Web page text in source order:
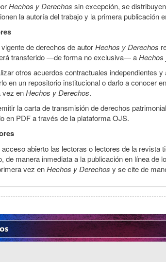
Hechos y Derechos sin excepción, se
la autoría del trabajo y la primera
de derechos de autorHechos y Derechos
transferido —de forma no exclusiva— aHechos
otros acuerdos contractuales independientes
en un repositorio institucional o darlo a conocer
vez enHechos y Derechos.
la carta de transmisión de derechos
en PDF a través de la plataforma OJS.
abierto las lectoras o lectores de la
de manera inmediata a la publicación en línea
vez enHechos y Derechos y se cite de